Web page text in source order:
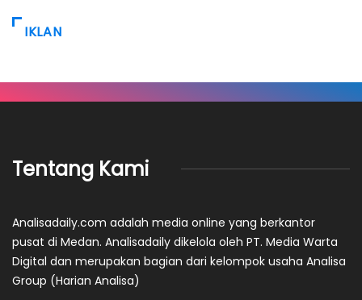
IKLAN
Tentang Kami
Analisadaily.com adalah media online yang berkantor
pusat di Medan. Analisadaily dikelola oleh PT. Media Warta
Digital dan merupakan bagian dari kelompok usaha Analisa
Group (Harian Analisa)